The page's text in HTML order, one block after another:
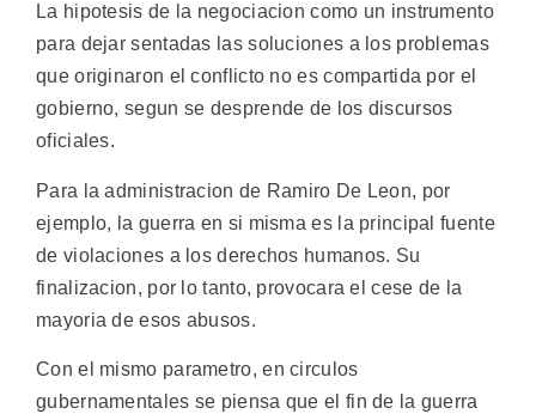
La hipotesis de la negociacion como un instrumento
para dejar sentadas las soluciones a los problemas
que originaron el conflicto no es compartida por el
gobierno, segun se desprende de los discursos
oficiales.
Para la administracion de Ramiro De Leon, por
ejemplo, la guerra en si misma es la principal fuente
de violaciones a los derechos humanos. Su
finalizacion, por lo tanto, provocara el cese de la
mayoria de esos abusos.
Con el mismo parametro, en circulos
gubernamentales se piensa que el fin de la guerra